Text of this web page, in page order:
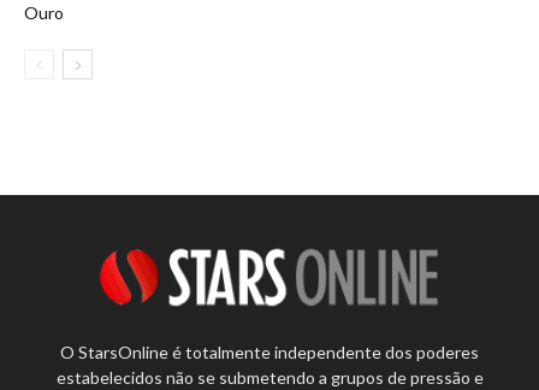
Ouro
O StarsOnline é totalmente independente dos poderes
estabelecidos não se submetendo a grupos de pressão e